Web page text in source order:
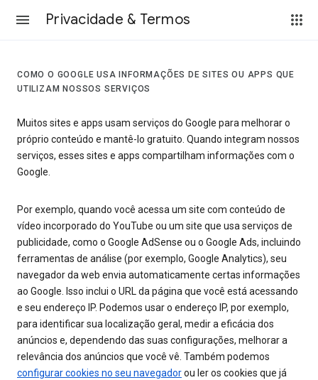
Privacidade & Termos
COMO O GOOGLE USA INFORMAÇÕES DE SITES OU APPS QUE
UTILIZAM NOSSOS SERVIÇOS
Muitos sites e apps usam serviços do Google para melhorar o
próprio conteúdo e mantê-lo gratuito. Quando integram nossos
serviços, esses sites e apps compartilham informações com o
Google.
Por exemplo, quando você acessa um site com conteúdo de
vídeo incorporado do YouTube ou um site que usa serviços de
publicidade, como o Google AdSense ou o Google Ads, incluindo
ferramentas de análise (por exemplo, Google Analytics), seu
navegador da web envia automaticamente certas informações
ao Google. Isso inclui o URL da página que você está acessando
e seu endereço IP. Podemos usar o endereço IP, por exemplo,
para identificar sua localização geral, medir a eficácia dos
anúncios e, dependendo das suas configurações, melhorar a
relevância dos anúncios que você vê. Também podemos
configurar cookies no seu navegadorou ler os cookies que já